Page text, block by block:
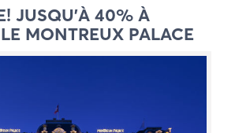
JUSQU’À 40% À
MONTREUX PALACE